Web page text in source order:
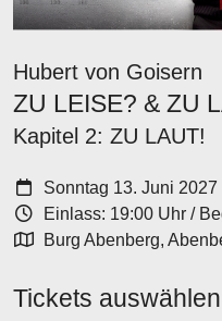
Hubert von Goisern
ZU LEISE? & ZU
Kapitel 2: ZU LAUT!
Sonntag 13. Juni 2027
Einlass: 19:00 Uhr /
Burg Abenberg,
Tickets auswählen